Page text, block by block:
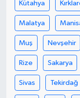
Kütahya
Malatya
Muş Nevşehir
Rize Sakarya
Sivas Tekirdağ